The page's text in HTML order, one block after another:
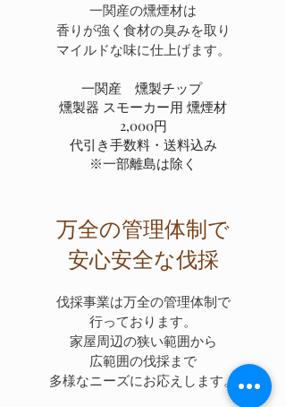
伐採事業は万全の管理体制で
行っております。
家屋周辺の狭い範囲から
広範囲の伐採まで
​多様なニーズにお応えします。
万全の管理体制で
​安心安全な伐採
一関産の燻煙材は
香りが強く食材の臭みを取り
マイルドな味に仕上げます。
一関産 燻製チップ
燻製器 スモーカー用 燻煙材
2,000円
代引き手数料・送料込み
※一部離島は除く